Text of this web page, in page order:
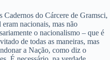
do Cárcere de Gramsci,
nacionais, mas não
o nacionalismo – que é
de todas as maneiras, mas
a Nação, como diz o